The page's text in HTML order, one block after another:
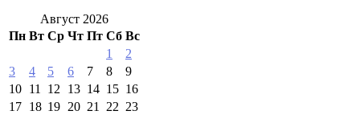
Август 2026
Пн Вт Ср Чт Пт Сб Вс
1
2
3
4 5 6 7 8
9
10 11 12 13 14 15 16
17 18 19 20 21 22 23